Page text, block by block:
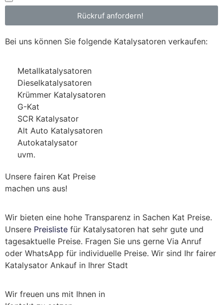
Rückruf anfordern!
Bei uns können Sie folgende Katalysatoren verkaufen:
Metallkatalysatoren
Dieselkatalysatoren
Krümmer Katalysatoren
G-Kat
SCR Katalysator
Alt Auto Katalysatoren
Autokatalysator
uvm.
Unsere fairen Kat Preise
machen uns aus!
Wir bieten eine hohe Transparenz in Sachen Kat Preise.
Unsere Preisliste für Katalysatoren hat sehr gute und
tagesaktuelle Preise. Fragen Sie uns gerne Via Anruf
oder WhatsApp für individuelle Preise. Wir sind Ihr fairer
Katalysator Ankauf in Ihrer Stadt
Wir freuen uns mit Ihnen in